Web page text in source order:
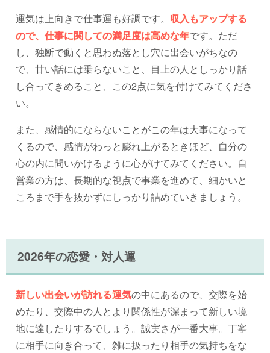
運気は上向きで仕事運も好調です。 収入もアップする
ので、仕事に関しての満足度は高めな年です。ただ
し、独断で動くと思わぬ落とし穴に出会いがちなの
で、甘い話には乗らないこと、目上の人としっかり話
し合ってきめること、この2点に気を付けてみてくださ
い。
また、感情的にならないことがこの年は大事になって
くるので、感情がわっと膨れ上がるときほど、自分の
心の内に問いかけるように心がけてみてください。自
営業の方は、長期的な視点で事業を進めて、細かいと
ころまで手を抜かずにしっかり詰めていきましょう。
2026年の恋愛・対人運
新しい出会いが訪れる運気の中にあるので、交際を始
めたり、交際中の人とより関係性が深まって新しい境
地に達したりするでしょう。誠実さが一番大事。丁寧
に相手に向き合って、雑に扱ったり相手の気持ちをな